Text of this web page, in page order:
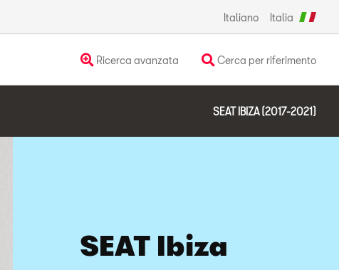
Italiano Italia
Ricerca avanzata Cerca per riferimento
SEAT IBIZA (2017-2021)
SEAT Ibiza